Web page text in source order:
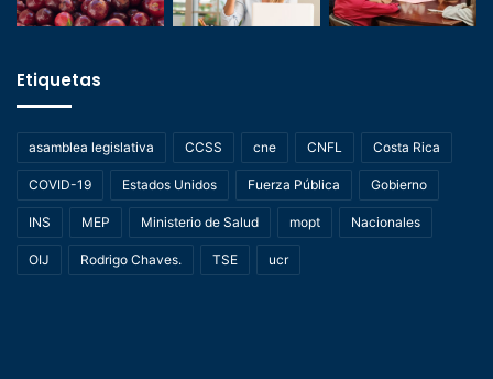
Etiquetas
asamblea legislativa CCSS cne CNFL Costa Rica
COVID-19 Estados Unidos Fuerza Pública Gobierno
INS MEP Ministerio de Salud mopt Nacionales
OIJ Rodrigo Chaves. TSE ucr